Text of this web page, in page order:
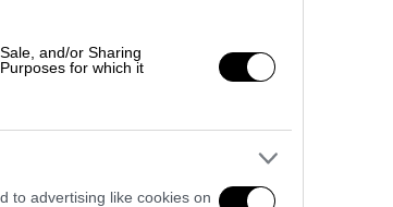
and/or Sharing
for which it
to advertising like cookies on